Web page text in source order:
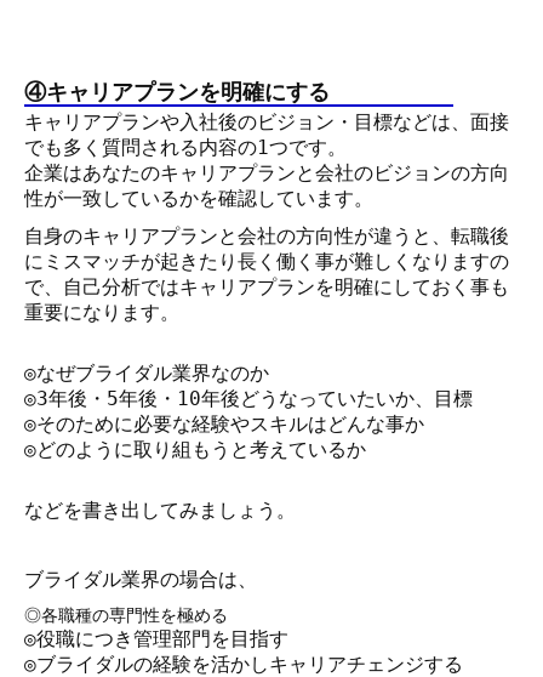
④キャリアプランを明確にする
キャリアプランや入社後のビジョン・目標などは、面接
でも多く質問される内容の1つです。
企業はあなたのキャリアプランと会社のビジョンの方向
性が一致しているかを確認しています。
自身のキャリアプランと会社の方向性が違うと、転職後
にミスマッチが起きたり長く働く事が難しくなりますの
で、自己分析ではキャリアプランを明確にしておく事も
重要になります。
◎なぜブライダル業界なのか
◎3年後・5年後・10年後どうなっていたいか、目標
◎そのために必要な経験やスキルはどんな事か
◎どのように取り組もうと考えているか
などを書き出してみましょう。
ブライダル業界の場合は、
◎各職種の専門性を極める
◎役職につき管理部門を目指す
◎ブライダルの経験を活かしキャリアチェンジする